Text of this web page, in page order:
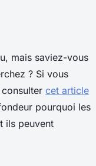
mais saviez-vous
? Si vous
cet article
pourquoi les
ils peuvent